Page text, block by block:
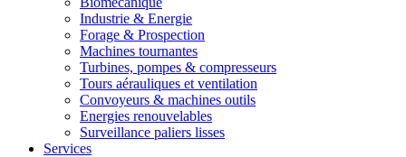
Industrie & Energie
Forage & Prospection
Machines tournantes
Turbines, pompes & compresseurs
Tours aérauliques et ventilation
Convoyeurs & machines outils
Energies renouvelables
Surveillance paliers lisses
Services